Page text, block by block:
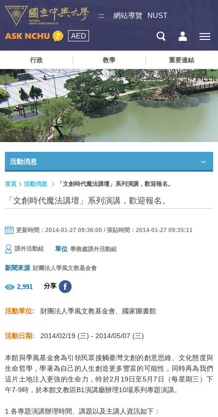
::: 網站導覽 NUST
AED
行政 教學 重要連結
活動消息
首頁 活動消息 「文創時代魔法講壇」系列演講，歡迎報名。
「文創時代魔法講壇」系列演講，歡迎報名。
更新時間：2014-01-27 09:36:00 / 張貼時間：2014-01-27 09:35:11
課外活動組 單位 學務處課外活動組
新聞來源 財團法人季風文教基金會
2,991 分享
活動單位: 財團法人季風文教基金會、國家圖書館
活動日期: 2014/02/19 (三) - 2014/05/07 (三)
本館與季風基金會為引領民眾接觸臺灣文創的創意思維、文化態度與
生命哲學，學著為自己的人生創造更多豐富的可能性，同時再為我們
這片土地注入更強的生命力，特於2月19日至5月7日（每星期三）下
午7-9時，於本館文教區B1演講廳辦理10場系列專題演講。
1.各專題演講辦理時間、講題以及主講人資訊如下：